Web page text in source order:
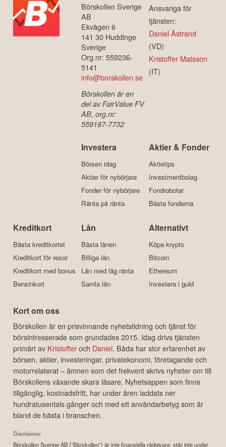
Börskollen Sverige
AB
Ekvägen 6
141 30 Huddinge
Sverige
Org.nr: 559236-
5141
info@borskollen.se
Börskollen är en
del av FairValue FV
AB, org.nr:
559187-7732
Ansvariga för
tjänsten:
Daniel Åstrand
(VD)
Kristoffer Matsson
(IT)
Investera
Börsen idag
Aktier för nybörjare
Fonder för nybörjare
Ränta på ränta
Aktier & Fonder
Aktietips
Investmentbolag
Fondrobotar
Bästa fonderna
Kreditkort
Bästa kreditkortet
Kreditkort för resor
Kreditkort med bonus
Bensinkort
Lån
Bästa lånen
Billiga lån
Lån med låg ränta
Samla lån
Alternativt
Köpa krypto
Bitcoin
Ethereum
Investera i guld
Kort om oss
Börskollen är en prisvinnande nyhetstidning och tjänst för
börsintresserade som grundades 2015. Idag drivs tjänsten
primärt av Kristofferoch Daniel. Båda har stor erfarenhet av
börsen, aktier, investeringar, privatekonomi, företagande och
motorrelaterat – ämnen som det frekvent skrivs nyheter om till
Börskollens växande skara läsare. Nyhetsappen som finns
tillgänglig, kostnadsfritt, har under åren laddats ner
hundratusentals gånger och med ett användarbetyg som är
bland de bästa i branschen.
Disclaimer
Börskollen Sverige AB ("Börskollen") är inte finansiella rådgivare, står inte under